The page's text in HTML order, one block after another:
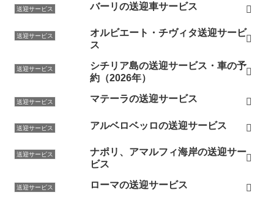
送迎サービス バーリの送迎車サービス
送迎サービス
オルビエート・チヴィタ送迎サービ
ス
送迎サービス
シチリア島の送迎サービス・車の予
約（2026年）
送迎サービス マテーラの送迎サービス
送迎サービス アルベロベッロの送迎サービス
送迎サービス
ナポリ、アマルフィ海岸の送迎サー
ビス
送迎サービス ローマの送迎サービス